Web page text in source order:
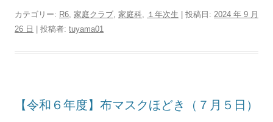
カテゴリー: R6, 家庭クラブ, 家庭科, １年次生 | 投稿日: 2024 年 9 月
26 日
投稿者: tuyama01
【令和６年度】布マスクほどき（７月５日）